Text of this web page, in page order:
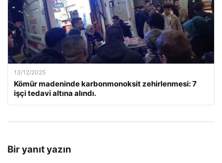
13/12/2025
Kömür madeninde karbonmonoksit zehirlenmesi: 7
işçi tedavi altına alındı.
Bir yanıt yazın